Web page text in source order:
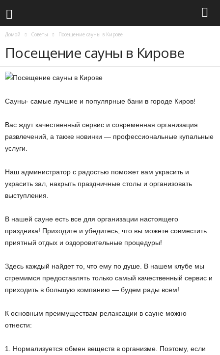
Домой Советы Посещение сауны в Кирове
Посещение сауны в Кирове
Сауны- самые лучшие и популярные бани в городе Киров!
Вас ждут качественный сервис и современная организация
развлечений, а также новинки — профессиональные купальные
услуги.
Наш администратор с радостью поможет вам украсить и
украсить зал, накрыть праздничные столы и организовать
выступления.
В нашей сауне есть все для организации настоящего
праздника! Приходите и убедитесь, что вы можете совместить
приятный отдых и оздоровительные процедуры!
Здесь каждый найдет то, что ему по душе. В нашем клубе мы
стремимся предоставлять только самый качественный сервис и
приходить в большую компанию — будем рады всем!
К основным преимуществам релаксации в сауне можно
отнести:
1. Нормализуется обмен веществ в организме. Поэтому, если